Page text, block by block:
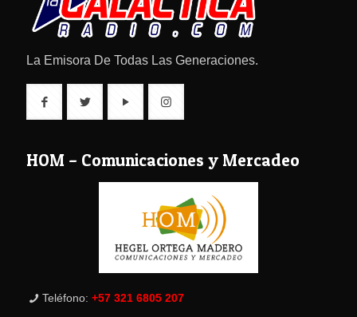
La Emisora De Todas Las Generaciones.
HOM – Comunicaciones y Mercadeo
Teléfono: +57 321 6805 207